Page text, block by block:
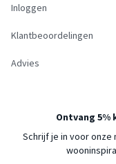
Inloggen
Klantbeoordelingen
Advies
Ontvang
Schrijf je in voor